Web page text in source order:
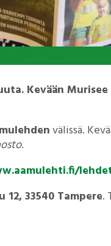
Kevään
välissä.
.
12, 33540 Tampere.